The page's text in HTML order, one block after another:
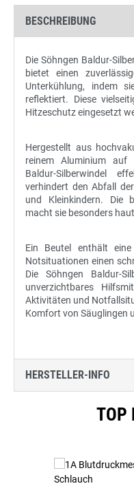
BESCHREIBUNG
Die Söhngen Baldur-
bietet einen
Unterkühlung, indem
reflektiert. Diese
Hitzeschutz eingesetzt
Hergestellt aus
reinem Aluminium auf
Baldur-Silberwindel
verhindert den Abfall
und Kleinkindern. Die
macht sie besonders
Ein Beutel enthält
Notsituationen einen
Die Söhngen Baldur-
unverzichtbares
Aktivitäten und
Komfort von Säuglingen
HERSTELLER-INFO
TOP